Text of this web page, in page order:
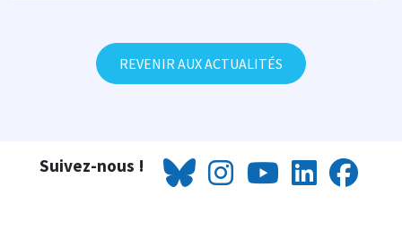
REVENIR AUX ACTUALITÉS
Suivez-nous !